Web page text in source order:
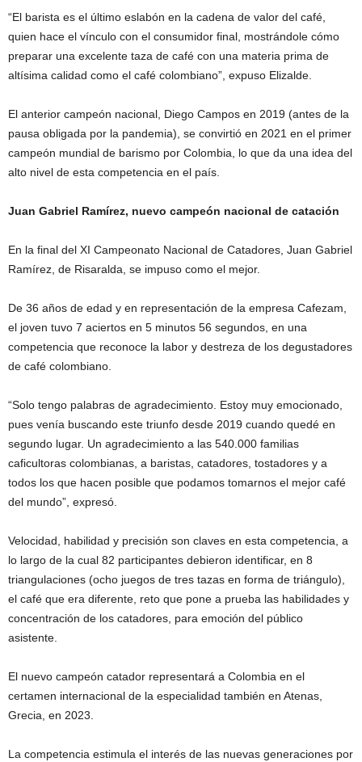
“El barista es el último eslabón en la cadena de valor del café,
quien hace el vínculo con el consumidor final, mostrándole cómo
preparar una excelente taza de café con una materia prima de
altísima calidad como el café colombiano”, expuso Elizalde.
El anterior campeón nacional, Diego Campos en 2019 (antes de la
pausa obligada por la pandemia), se convirtió en 2021 en el primer
campeón mundial de barismo por Colombia, lo que da una idea del
alto nivel de esta competencia en el país.
Juan Gabriel Ramírez, nuevo campeón nacional de catación
En la final del XI Campeonato Nacional de Catadores, Juan Gabriel
Ramírez, de Risaralda, se impuso como el mejor.
De 36 años de edad y en representación de la empresa Cafezam,
el joven tuvo 7 aciertos en 5 minutos 56 segundos, en una
competencia que reconoce la labor y destreza de los degustadores
de café colombiano.
“Solo tengo palabras de agradecimiento. Estoy muy emocionado,
pues venía buscando este triunfo desde 2019 cuando quedé en
segundo lugar. Un agradecimiento a las 540.000 familias
caficultoras colombianas, a baristas, catadores, tostadores y a
todos los que hacen posible que podamos tomarnos el mejor café
del mundo”, expresó.
Velocidad, habilidad y precisión son claves en esta competencia, a
lo largo de la cual 82 participantes debieron identificar, en 8
triangulaciones (ocho juegos de tres tazas en forma de triángulo),
el café que era diferente, reto que pone a prueba las habilidades y
concentración de los catadores, para emoción del público
asistente.
El nuevo campeón catador representará a Colombia en el
certamen internacional de la especialidad también en Atenas,
Grecia, en 2023.
La competencia estimula el interés de las nuevas generaciones por